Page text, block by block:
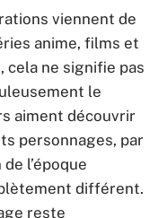
viennent de
anime, films et
cela ne signifie pas
le
aiment découvrir
personnages, par
l’époque
différent.
reste